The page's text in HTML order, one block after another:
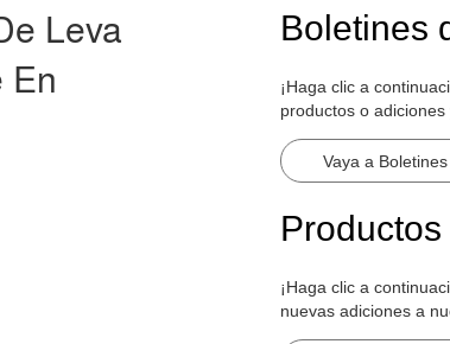
Leva
En
Boletines
¡Haga clic a
productos o
Vaya a
¡Haga clic a
nuevas adiciones a